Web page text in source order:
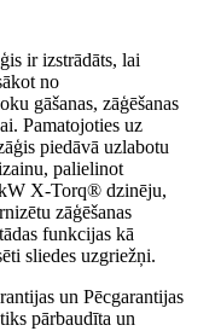
ir izstrādāts, lai
no
gāšanas, zāģēšanas
Pamatojoties uz
piedāvā uzlabotu
palielinot
X-Torq® dzinēju,
zāģēšanas
funkcijas kā
sliedes uzgriežņi.
un Pēcgarantijas
pārbaudīta un